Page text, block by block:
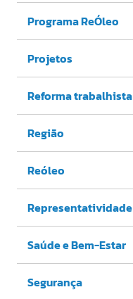
Programa ReÓleo
Projetos
Reforma trabalhista
Região
Reóleo
Representatividade
Saúde e Bem-Estar
Segurança